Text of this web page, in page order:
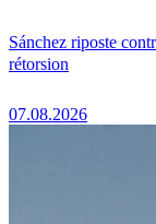
Sánchez riposte
rétorsion
07.08.2026